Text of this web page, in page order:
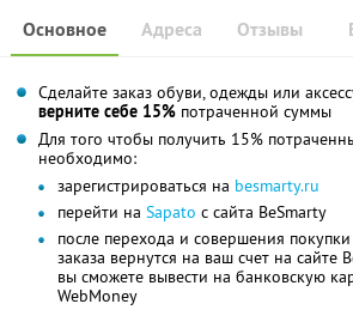
Основное Отзывы
Адреса
Сделайте заказ обуви, одежды или
верните себе 15% потраченной суммы
Для того чтобы получить 15%
необходимо:
зарегистрироваться на besmarty.ru
перейти на Sapato с сайта BeSmarty
после перехода и совершения
заказа вернутся на ваш счет на сайте
вы сможете вывести на банковскую
WebMoney